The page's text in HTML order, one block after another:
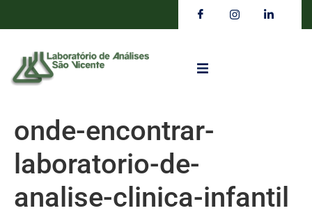
onde-encontrar-
laboratorio-de-
analise-clinica-infantil